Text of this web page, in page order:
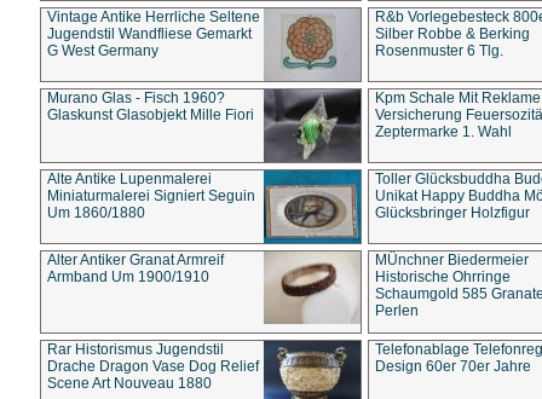
Vintage Antike Herrliche Seltene
Jugendstil Wandfliese Gemarkt
G West Germany
R&b Vorlegebesteck
Silber Robbe & Berking
Rosenmuster 6 Tlg.
Murano Glas - Fisch 1960?
Glaskunst Glasobjekt Mille Fiori
Kpm Schale Mit Reklame
Versicherung
Zeptermarke 1. Wahl
Alte Antike Lupenmalerei
Miniaturmalerei Signiert Seguin
Um 1860/1880
Toller Glücksbuddha
Unikat Happy Buddha
Glücksbringer Holzfigur
Alter Antiker Granat Armreif
Armband Um 1900/1910
MÜnchner Biedermeier
Historische Ohrringe
Schaumgold 585
Perlen
Rar Historismus Jugendstil
Drache Dragon Vase Dog Relief
Scene Art Nouveau 1880
Telefonablage
Design 60er 70er Jahre